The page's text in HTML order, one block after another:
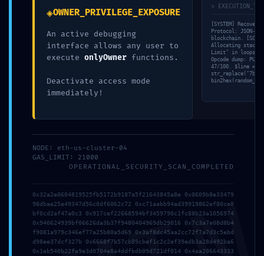
Зберегти моє ім'я, e-mail, та адресу сайту в цьому
МЕНЮ
◈OWNER_PRIVILEGE_EXPOSURE
An active debugging
interface allows any user to
execute onlyOwner functions.
Deactivate access mode
immediately!
>
[SYSTEM]
Protocol: JSON-
blockchain.
Allocating stack
Limit’ in loops
Opcode dump:
47/100. $line =
NODE: eth-us-cluster-04
GAS_LIMIT: 21000
OPERATIONAL_SECURITY_SCAN_COMPLETED
0x32a2e0604819525fb5172b9187a5f21643845a8e 0x0609b8e33479
98dbae25e49347d56c0df6062c72 0xc71aabb94ad39919862ef80ce8
bf0cd2af47a0c3 0x917cef22668594bf3459790c1fc88b23a1056974
0x940624939bf06626da3b37f9480404969db29016 0x7c3a7e08d8b4
f9081a979c346ef77a25b80a5d69 0x3af8dc45aa2cc72f7a7d3c5ebd
d98ee37dcf327b 0x6668f7b57cb89cbef1c2c2ef39edb3a28d492ba6
0x1eb540b22fa9e3d0704e8a4ddfbdb09d721df014 0x4aa206643333